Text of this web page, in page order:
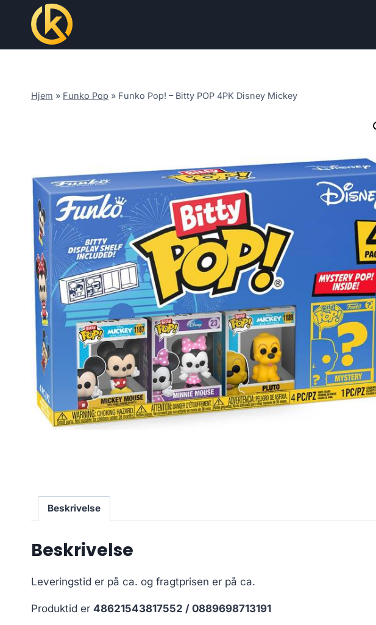
content
Hjem » Funko Pop » Funko Pop! – Bitty POP 4PK Disney Mickey
Beskrivelse
Beskrivelse
Leveringstid er på ca. og fragtprisen er på ca.
Produktid er 48621543817552 / 0889698713191